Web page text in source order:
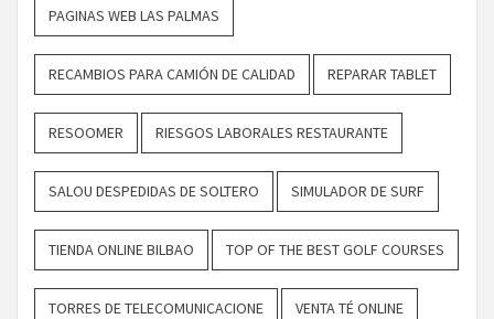
PAGINAS WEB LAS PALMAS
RECAMBIOS PARA CAMIÓN DE CALIDAD REPARAR TABLET
RESOOMER RIESGOS LABORALES RESTAURANTE
SALOU DESPEDIDAS DE SOLTERO SIMULADOR DE SURF
TIENDA ONLINE BILBAO TOP OF THE BEST GOLF COURSES
TORRES DE TELECOMUNICACIONE VENTA TÉ ONLINE